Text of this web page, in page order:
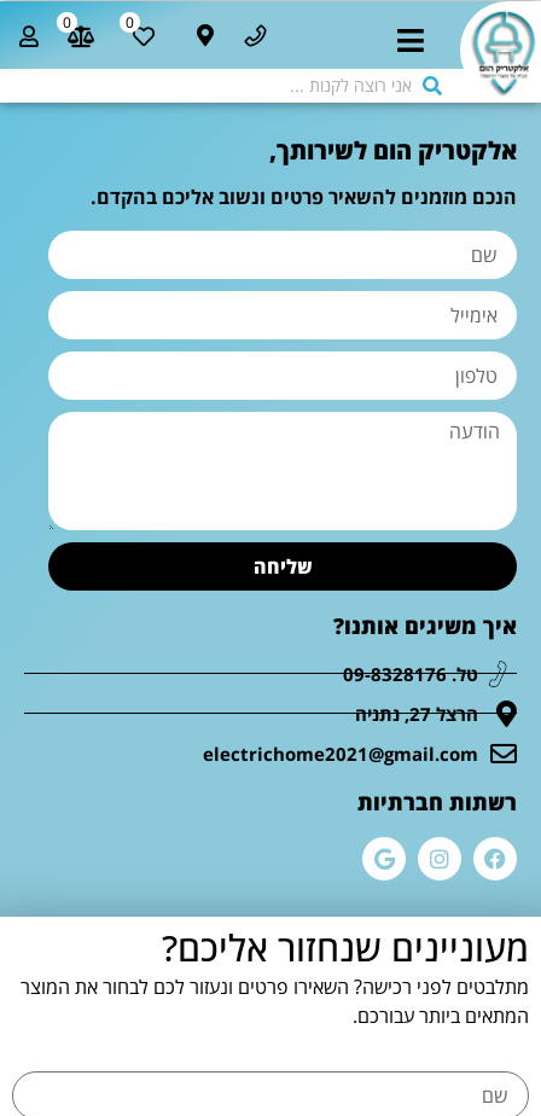
0
0
אלקטריק הום לשירותך,
הנכם מוזמנים להשאיר פרטים ונשוב אליכם בהקדם.
שליחה
איך משיגים אותנו?
טל. 09-8328176
הרצל 27, נתניה
electrichome2021@gmail.com
רשתות חברתיות
מעוניינים שנחזור אליכם?
מתלבטים לפני רכישה? השאירו פרטים ונעזור לכם לבחור את המוצר
המתאים ביותר עבורכם.